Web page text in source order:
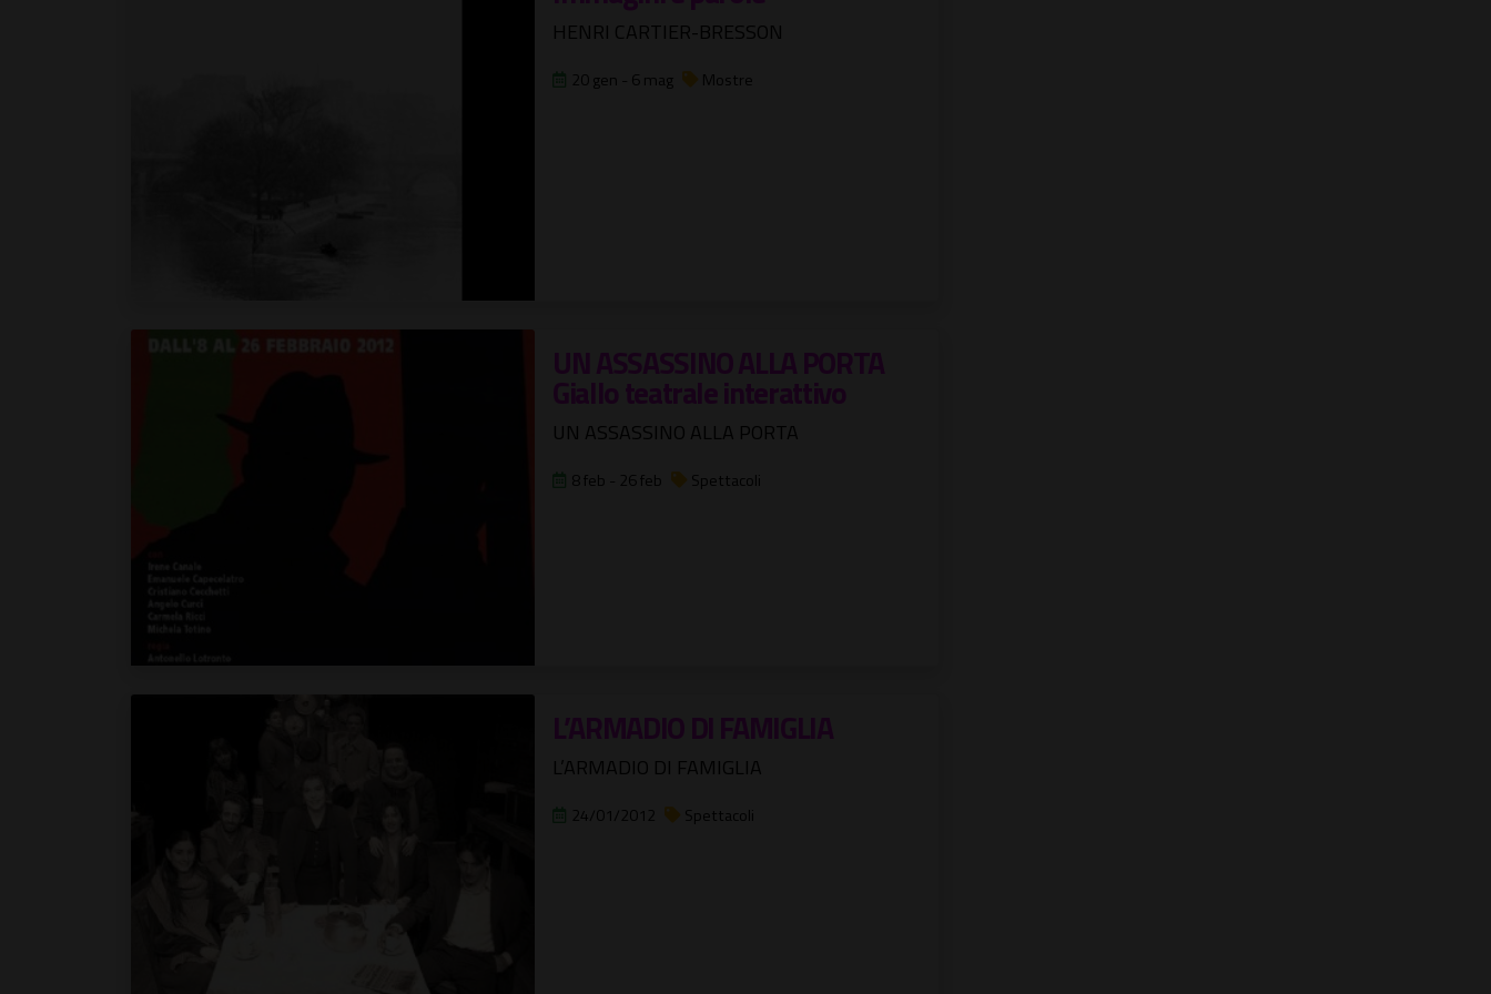
HENRI CARTIER-BRESSON
20 gen - 6 mag Mostre
UN ASSASSINO ALLA PORTA
Giallo teatrale interattivo
UN ASSASSINO ALLA PORTA
8 feb - 26 feb Spettacoli
L’ARMADIO DI FAMIGLIA
L’ARMADIO DI FAMIGLIA
24/01/2012 Spettacoli